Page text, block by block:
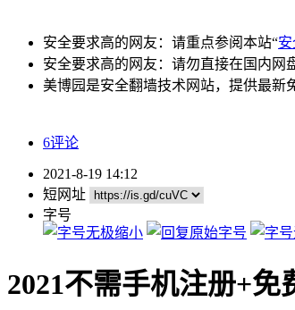
安全要求高的网友：请重点参阅本站“
安全要求高的网友：请勿直接在国内网
美博园是安全翻墙技术网站，提供最新
6评论
2021-8-19 14:12
短网址
字号
2021不需手机注册+